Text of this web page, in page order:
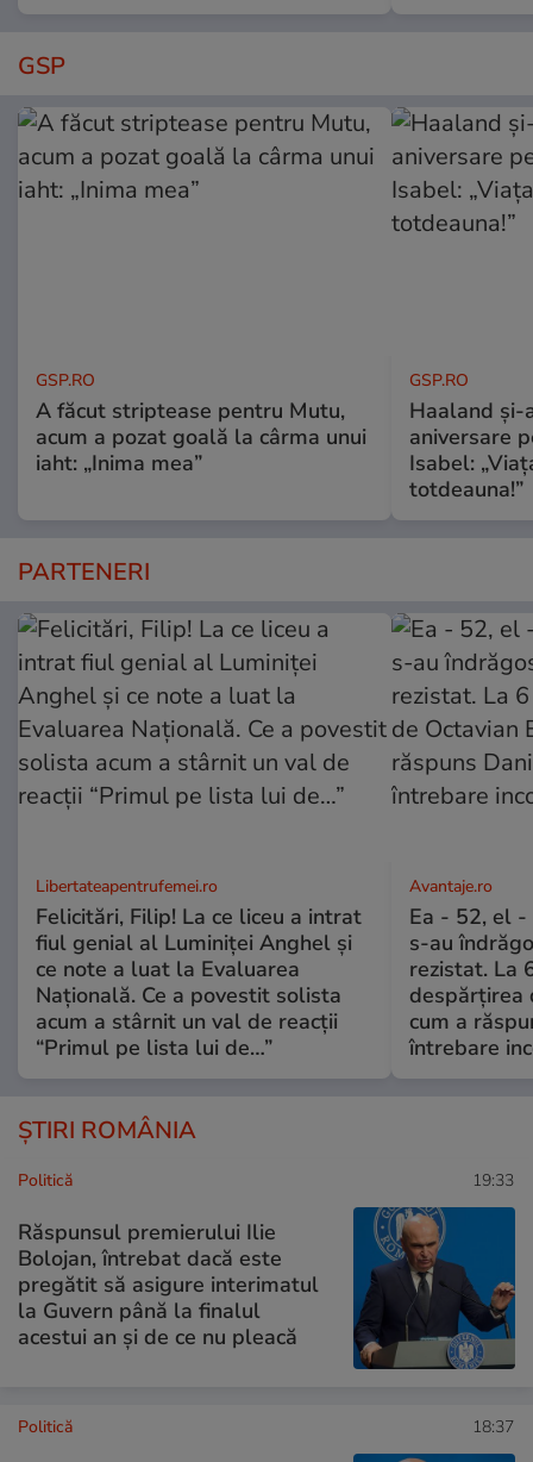
GSP
GSP.RO
A făcut striptease pentru Mutu,
acum a pozat goală la cârma unui
iaht: „Inima mea”
GSP.RO
Haaland
aniversare
Isabel:
totdeauna!”
PARTENERI
Libertateapentrufemei.ro
Felicitări, Filip! La ce liceu a intrat
fiul genial al Luminiței Anghel și
ce note a luat la Evaluarea
Națională. Ce a povestit solista
acum a stârnit un val de reacții
“Primul pe lista lui de…”
Avantaje.ro
Ea - 52, el -
s-au
rezistat. La
despărțirea
cum a
întrebare
ȘTIRI ROMÂNIA
Politică 19:33
Răspunsul premierului Ilie
Bolojan, întrebat dacă este
pregătit să asigure interimatul
la Guvern până la finalul
acestui an și de ce nu pleacă
Politică 18:37